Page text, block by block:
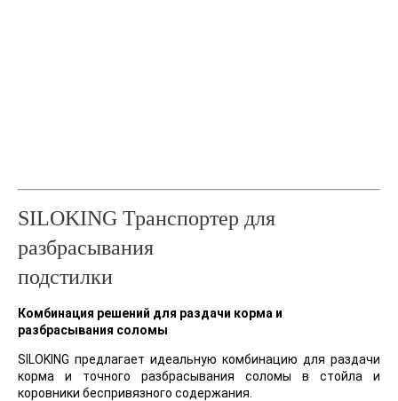
SILOKING Транспортер для
разбрасывания
подстилки
Комбинация решений для раздачи корма и
разбрасывания соломы
SILOKING предлагает идеальную комбинацию для раздачи
корма и точного разбрасывания соломы в стойла и
коровники беспривязного содержания.